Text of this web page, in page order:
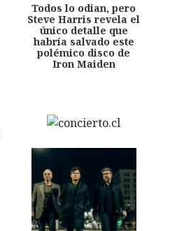
Todos lo odian, pero
Steve Harris revela el
único detalle que
habría salvado este
polémico disco de
Iron Maiden